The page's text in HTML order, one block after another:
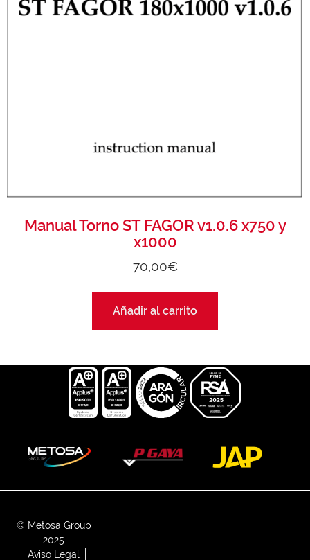
Manual Torno ST FAGOR v1.0.6 x750 y
x1000
70,00€
Añadir al carrito
© Metosa Group
2025
Aviso Legal